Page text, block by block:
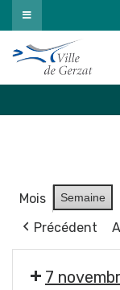
Passer
au
contenu
Mois Semaine
Précédent
7